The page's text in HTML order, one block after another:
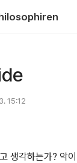
15:12
생각하는가? 악